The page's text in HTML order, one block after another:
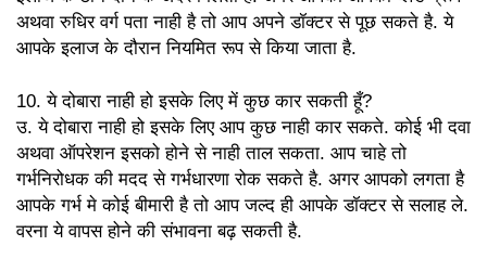
अथवा रुधिर वर्ग पता नाही है तो आप अपने डॉक्टर से पूछ सकते है. ये
आपके इलाज के दौरान नियमित रूप से किया जाता है.
10. ये दोबारा नाही हो इसके लिए में कुछ कार सकती हूँ?
उ. ये दोबारा नाही हो इसके लिए आप कुछ नाही कार सकते. कोई भी दवा
अथवा ऑपरेशन इसको होने से नाही ताल सकता. आप चाहे तो
गर्भनिरोधक की मदद से गर्भधारणा रोक सकते है. अगर आपको लगता है
आपके गर्भ मे कोई बीमारी है तो आप जल्द ही आपके डॉक्टर से सलाह ले.
वरना ये वापस होने की संभावना बढ़ सकती है.